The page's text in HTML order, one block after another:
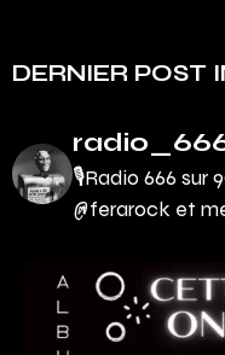
DERNIER POST
🎙Radio 666 sur
@ferarock et